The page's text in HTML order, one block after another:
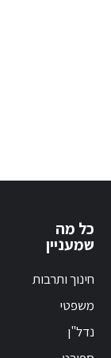
כל מה
שמעניין
חינוך ותרבות
משפטי
נדל"ן